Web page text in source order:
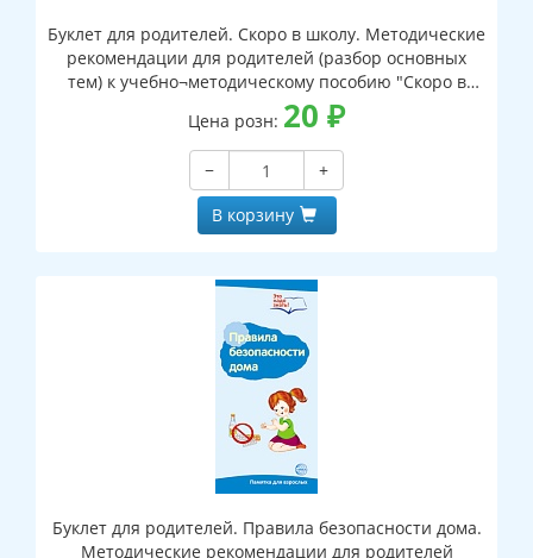
Буклет для родителей. Скоро в школу. Методические
рекомендации для родителей (разбор основных
тем) к учебно¬методическому пособию "Скоро в
школу"
Цена розн: 20 ₽
−
+
В корзину
Буклет для родителей. Правила безопасности дома.
Методические рекомендации для родителей